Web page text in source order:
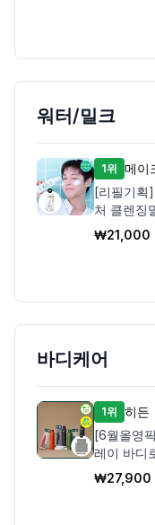
워터/밀크
1위 메이
[리필기획
처 클렌징
₩21,000
바디케어
1위 히든
[6월올영
레이 바디
₩27,900